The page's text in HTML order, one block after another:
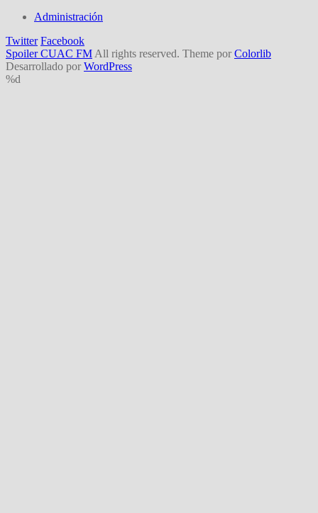
Administración
Twitter Facebook
Spoiler CUAC FM All rights reserved. Theme por Colorlib
Desarrollado por WordPress
%d